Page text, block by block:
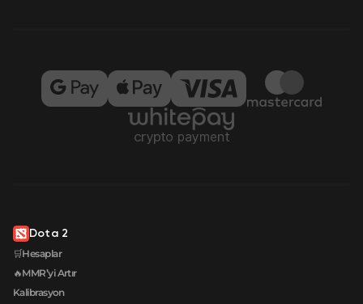
Dota 2
🛒Hesaplar
🔥MMR’yi Artır
Kalibrasyon